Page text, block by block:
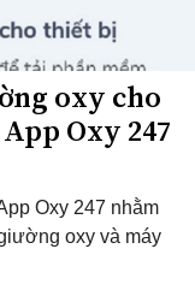
oxy cho
Oxy 247
Oxy 247 nhằm
oxy và máy